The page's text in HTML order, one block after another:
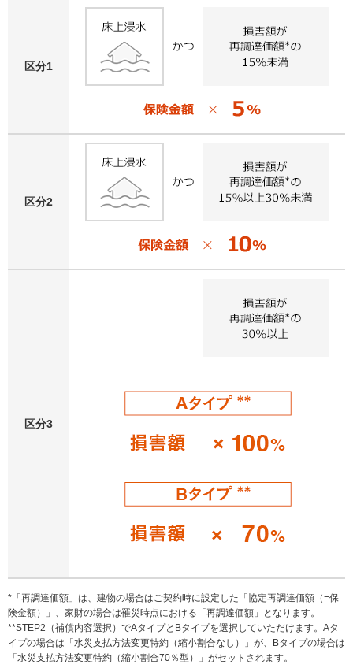
区分1
区分2
区分3
*「再調達価額」は、建物の場合はご契約時に設定した「協定再調達価額（=保
険金額）」、家財の場合は罹災時点における「再調達価額」となります。
**STEP2（補償内容選択）でAタイプとBタイプを選択していただけます。Aタ
イプの場合は「水災支払方法変更特約（縮小割合なし）」が、Bタイプの場合は
「水災支払方法変更特約（縮小割合70％型）」がセットされます。